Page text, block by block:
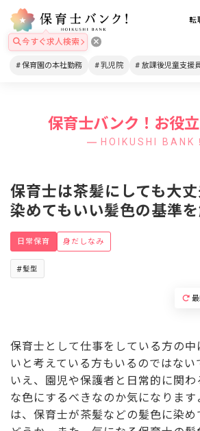
転
今すぐ求人検索
保育園の本社勤務 乳児院 放課後児童支援
保育士バンク！お役
HOIKUSHI BANK
保育士は茶髪にしても大
染めてもいい髪色の基準
日常保育 身だしなみ
髪型
保育士として仕事をしている方の中
いと考えている方もいるのではない
いえ、園児や保護者と日常的に関
な色にするべきなのか気になります
は、保育士が茶髪などの髪色に染